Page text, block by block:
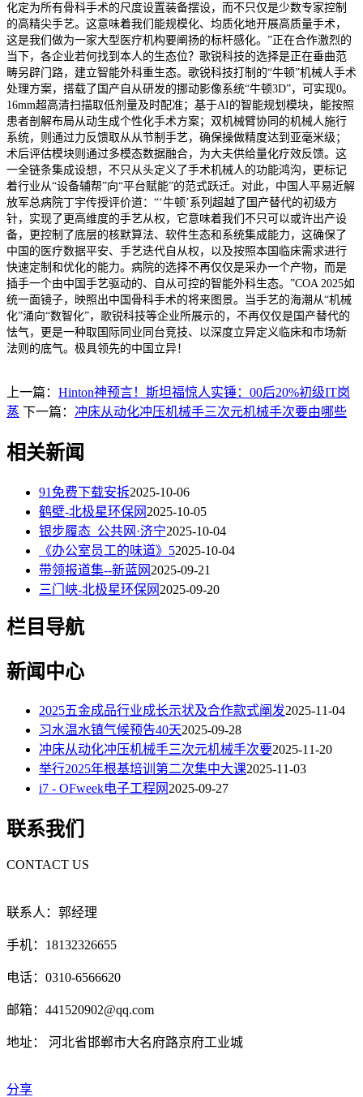
化定为所有骨科手术的尺度设置装备摆设，而不只仅是少数专家控制
的高精尖手艺。这意味着我们能规模化、均质化地开展高质量手术，
这是我们做为一家大型医疗机构要阐扬的标杆感化。”正在合作激烈的
当下，各企业若何找到本人的生态位？歌锐科技的选择是正在垂曲范
畴另辟门路，建立智能外科重生态。歌锐科技打制的“牛顿”机械人手术
处理方案，搭载了国产自从研发的挪动影像系统“牛顿3D”，可实现0。
16mm超高清扫描取低剂量及时配准；基于AI的智能规划模块，能按照
患者剖解布局从动生成个性化手术方案；双机械臂协同的机械人施行
系统，则通过力反馈取从从节制手艺，确保操做精度达到亚毫米级；
术后评估模块则通过多模态数据融合，为大夫供给量化疗效反馈。这
一全链条集成设想，不只从头定义了手术机械人的功能鸿沟，更标记
着行业从“设备辅帮”向“平台赋能”的范式跃迁。对此，中国人平易近解
放军总病院丁宇传授评价道：“‘牛顿’系列超越了国产替代的初级方
针，实现了更高维度的手艺从权，它意味着我们不只可以或许出产设
备，更控制了底层的核默算法、软件生态和系统集成能力，这确保了
中国的医疗数据平安、手艺迭代自从权，以及按照本国临床需求进行
快速定制和优化的能力。病院的选择不再仅仅是采办一个产物，而是
插手一个由中国手艺驱动的、自从可控的智能外科生态。”COA 2025如
统一面镜子，映照出中国骨科手术的将来图景。当手艺的海潮从“机械
化”涌向“数智化”，歌锐科技等企业所展示的，不再仅仅是国产替代的
怯气，更是一种取国际同业同台竞技、以深度立异定义临床和市场新
法则的底气。极具领先的中国立异！
上一篇： Hinton神预言！斯坦福惊人实锤：00后20%初级IT岗
蒸 下一篇： 冲床从动化冲压机械手三次元机械手次要由哪些
相关新闻
91免费下载安拆2025-10-06
鹤壁-北极星环保网 2025-10-05
银步履态_公共网·济宁2025-10-04
《办公室员工的味道》52025-10-04
带领报道集--新蓝网 2025-09-21
三门峡-北极星环保网 2025-09-20
栏目导航
新闻中心
2025五金成品行业成长示状及合作款式阐发2025-11-04
习水温水镇气候预告40天2025-09-28
冲床从动化冲压机械手三次元机械手次要2025-11-20
举行2025年根基培训第二次集中大课2025-11-03
i7 - OFweek电子工程网2025-09-27
联系我们
CONTACT US
联系人：郭经理
手机：18132326655
电话：0310-6566620
邮箱：441520902@qq.com
地址： 河北省邯郸市大名府路京府工业城
分享